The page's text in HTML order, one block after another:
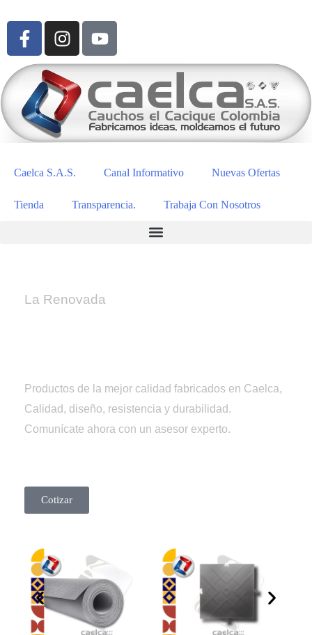
Caelca S.A.S. Canal Informativo Nuevas Ofertas
Tienda Transparencia. Trabaja Con Nosotros
La Renovada
Productos de la mejor calidad fabricados en Caelca,
Calidad, diseño, resistencia y durabilidad.
Comunícate ahora con un asesor experto.
Cotizar